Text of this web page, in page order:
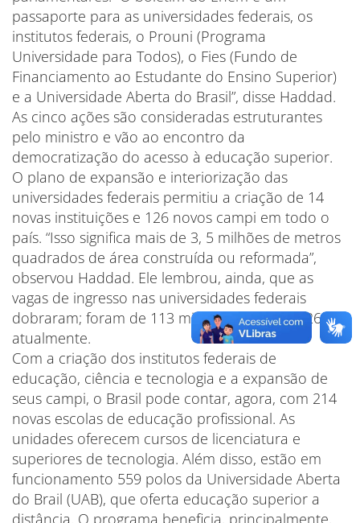
passaporte para as universidades federais, os
institutos federais, o Prouni (Programa
Universidade para Todos), o Fies (Fundo de
Financiamento ao Estudante do Ensino Superior)
e a Universidade Aberta do Brasil”, disse Haddad.
As cinco ações são consideradas estruturantes
pelo ministro e vão ao encontro da
democratização do acesso à educação superior.
O plano de expansão e interiorização das
universidades federais permitiu a criação de 14
novas instituições e 126 novos campi em todo o
país. “Isso significa mais de 3, 5 milhões de metros
quadrados de área construída ou reformada”,
observou Haddad. Ele lembrou, ainda, que as
vagas de ingresso nas universidades federais
dobraram; foram de 113 mil em 2003 para 226 mil
atualmente.
Com a criação dos institutos federais de
educação, ciência e tecnologia e a expansão de
seus campi, o Brasil pode contar, agora, com 214
novas escolas de educação profissional. As
unidades oferecem cursos de licenciatura e
superiores de tecnologia. Além disso, estão em
funcionamento 559 polos da Universidade Aberta
do Brail (UAB), que oferta educação superior a
distância. O programa beneficia, principalmente,